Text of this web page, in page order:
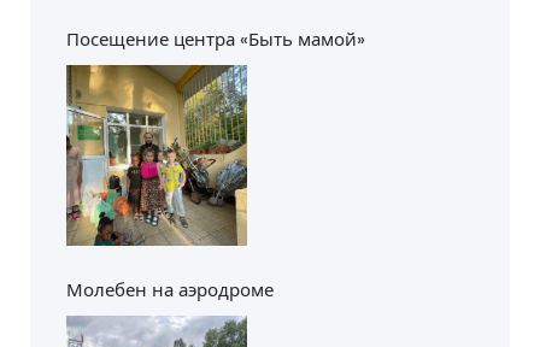
Посещение центра «Быть мамой»
Молебен на аэродроме